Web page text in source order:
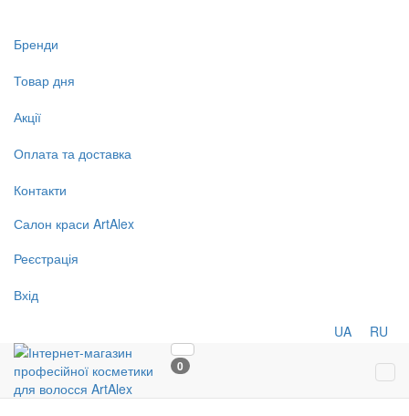
Бренди
Товар дня
Акції
Оплата та доставка
Контакти
Салон краси ArtAlex
Реєстрація
Вхід
UA RU
0